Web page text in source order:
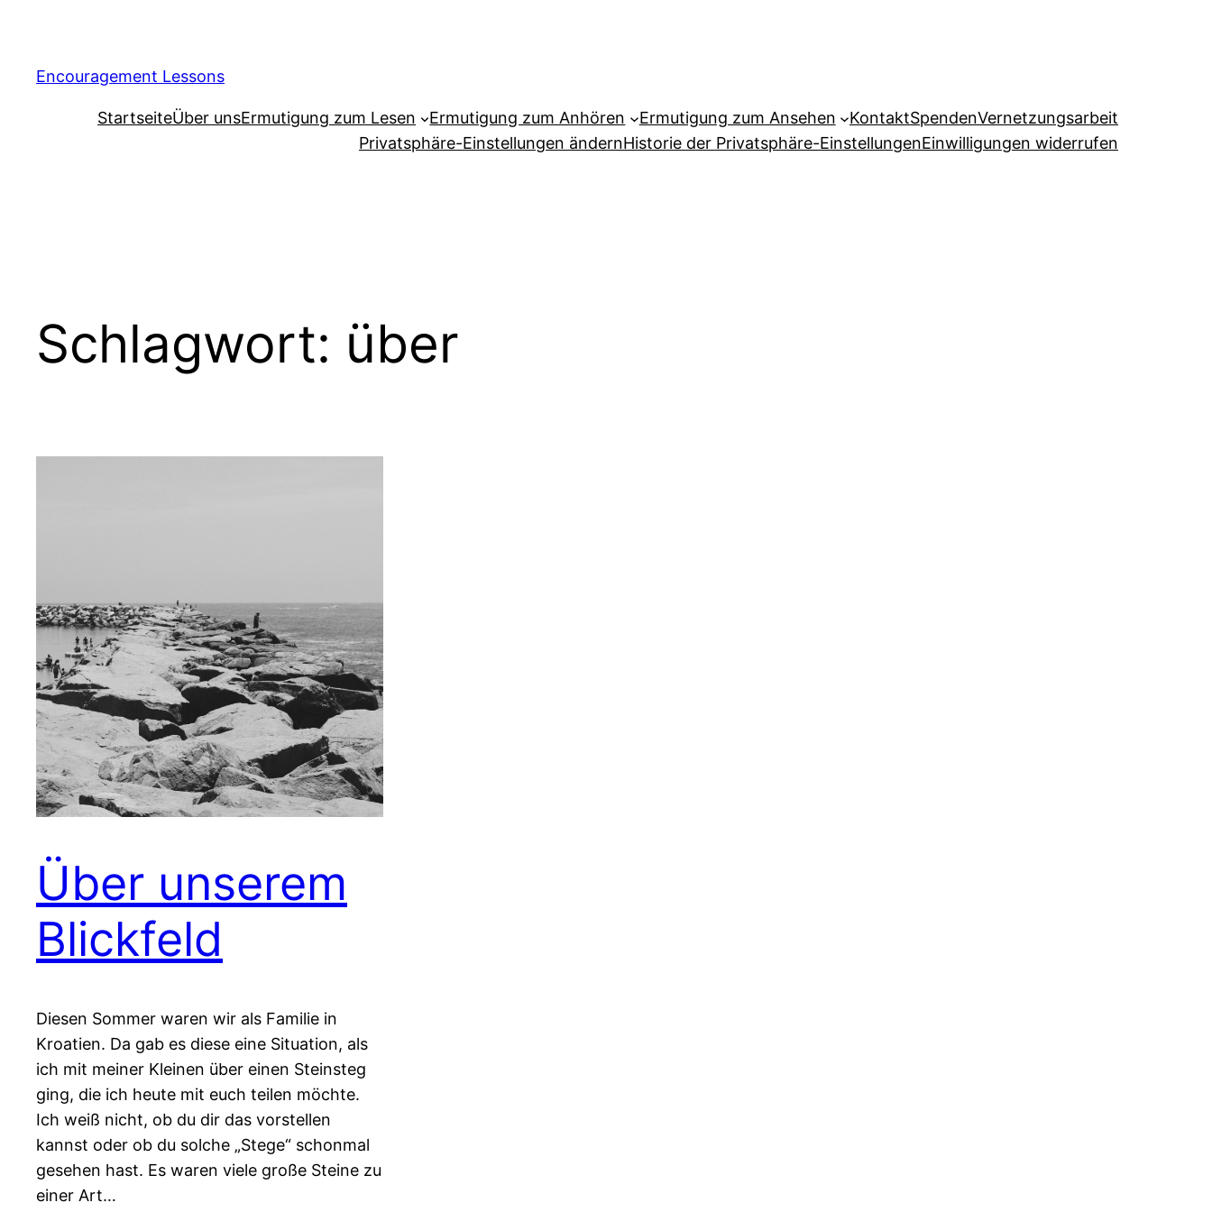
Encouragement Lessons
StartseiteÜber unsErmutigung zum Lesen Ermutigung zum Anhören Ermutigung zum Ansehen KontaktSpendenVernetzungsarbeit
Privatsphäre-Einstellungen ändernHistorie der Privatsphäre-EinstellungenEinwilligungen widerrufen
Schlagwort: über
Über unserem
Blickfeld
Diesen Sommer waren wir als Familie in
Kroatien. Da gab es diese eine Situation, als
ich mit meiner Kleinen über einen Steinsteg
ging, die ich heute mit euch teilen möchte.
Ich weiß nicht, ob du dir das vorstellen
kannst oder ob du solche „Stege“ schonmal
gesehen hast. Es waren viele große Steine zu
einer Art…